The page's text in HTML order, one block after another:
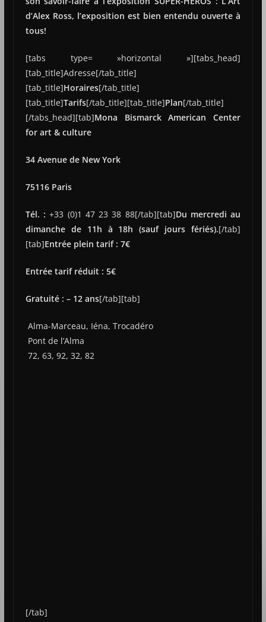
d’Alex Ross, l’exposition est bien entendu ouverte à
tous!
[tabs type= »horizontal »][tabs_head]
[tab_title]Adresse[/tab_title]
[tab_title]Horaires[/tab_title]
[tab_title]Tarifs[/tab_title][tab_title]Plan[/tab_title]
[/tabs_head][tab]Mona Bismarck American Center
for art & culture
34 Avenue de New York
75116 Paris
Tél. : +33 (0)1 47 23 38 88[/tab][tab]Du mercredi au
dimanche de 11h à 18h (sauf jours fériés).[/tab]
[tab]Entrée plein tarif : 7€
Entrée tarif réduit : 5€
Gratuité : – 12 ans[/tab][tab]
Alma-Marceau, Iéna, Trocadéro
Pont de l’Alma
72, 63, 92, 32, 82
[/tab]